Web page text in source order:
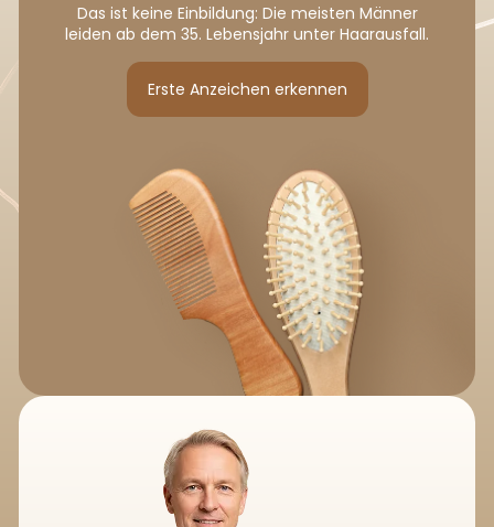
Das ist keine Einbildung: Die meisten Männer
leiden ab dem 35. Lebensjahr unter Haarausfall.
Erste Anzeichen erkennen